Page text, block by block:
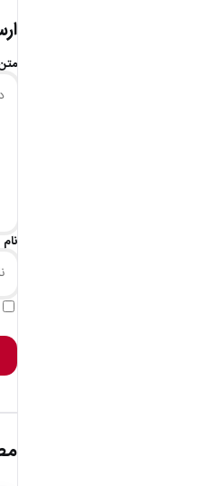
نام